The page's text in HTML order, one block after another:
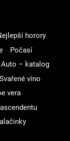
horory
Počasí
Auto – katalog
Svařené víno
vera